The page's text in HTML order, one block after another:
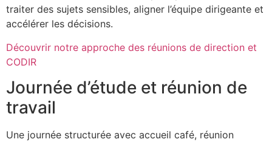
traiter des sujets sensibles, aligner l’équipe dirigeante et
accélérer les décisions.
Découvrir notre approche des réunions de direction et
CODIR
Journée d’étude et réunion de
travail
Une journée structurée avec accueil café, réunion